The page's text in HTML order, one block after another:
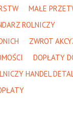
MAŁE
ROLNICZY
ZWROT
DOPŁATY
HANDEL